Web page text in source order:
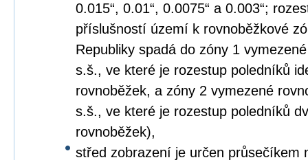
0.015“, 0.01“, 0.0075“ a 0.003“;
příslušností území k rovnoběžkové
Republiky spadá do zóny 1
s.š., ve které je rozestup poledníků
rovnoběžek, a zóny 2 vymezené
s.š., ve které je rozestup poledníků
rovnoběžek),
střed zobrazení je určen průsečíkem